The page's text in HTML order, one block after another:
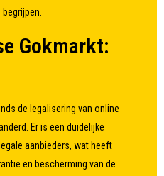
Gokmarkt:
de legalisering van online
Er is een duidelijke
aanbieders, wat heeft
en bescherming van de